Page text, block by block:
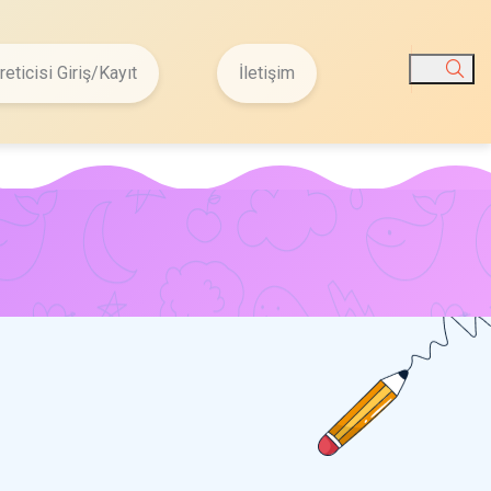
Giriş/Kayıt İletişim
Ara